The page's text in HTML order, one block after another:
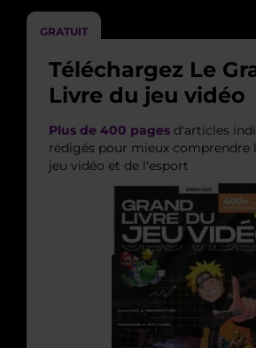
GRATUIT
Téléchargez Le
Livre du jeu vidéo
Plus de 400 pages d'articles
rédigés pour mieux comprendre
jeu vidéo et de l'esport